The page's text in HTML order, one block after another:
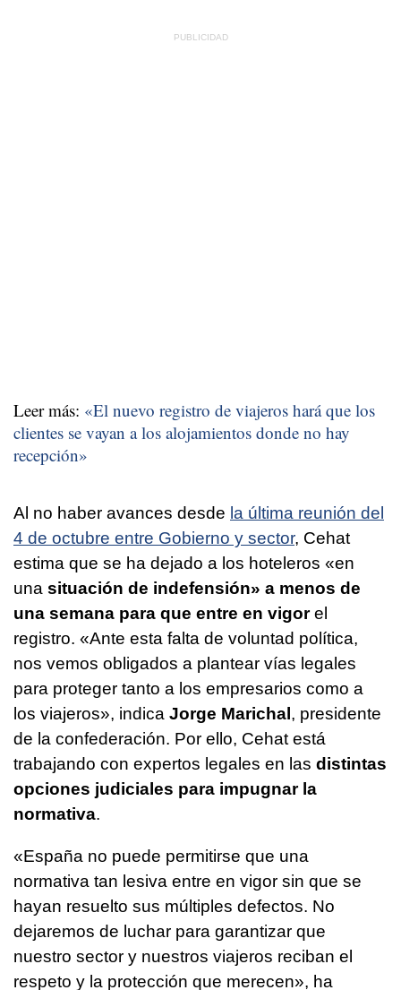
Leer más: «El nuevo registro de viajeros hará que los
clientes se vayan a los alojamientos donde no hay
recepción»
Al no haber avances desde la última reunión del
4 de octubre entre Gobierno y sector, Cehat
estima que se ha dejado a los hoteleros «en
una situación de indefensión» a menos de
una semana para que entre en vigorel
registro. «Ante esta falta de voluntad política,
nos vemos obligados a plantear vías legales
para proteger tanto a los empresarios como a
los viajeros», indica Jorge Marichal , presidente
de la confederación. Por ello, Cehat está
trabajando con expertos legales en las distintas
opciones judiciales para impugnar la
normativa.
«España no puede permitirse que una
normativa tan lesiva entre en vigor sin que se
hayan resuelto sus múltiples defectos. No
dejaremos de luchar para garantizar que
nuestro sector y nuestros viajeros reciban el
respeto y la protección que merecen», ha